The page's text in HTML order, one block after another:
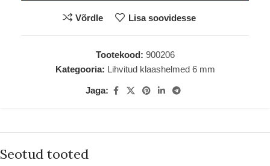
Võrdle Lisa soovidesse
Tootekood: 900206
Kategooria: Lihvitud klaashelmed 6 mm
Jaga:
Seotud tooted